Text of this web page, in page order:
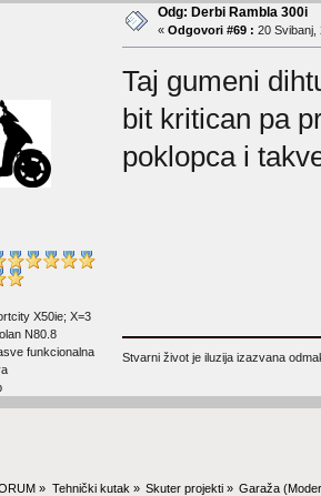
X50ie; X=3
N80.8
funkcionalna
Odg: Derbi Rambla 300i
« Odgovori #69 : 20 Svibanj,
Taj gumeni
bit kritican pa
poklopca i
Stvarni život je iluzija izazvana
» Tehnički kutak » Skuter projekti» Garaža